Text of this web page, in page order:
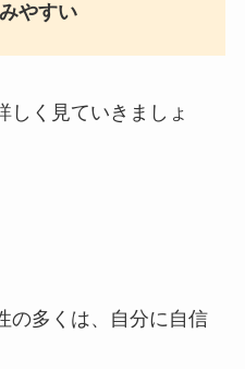
やすい
しく見ていきましょ
の多くは、自分に自信